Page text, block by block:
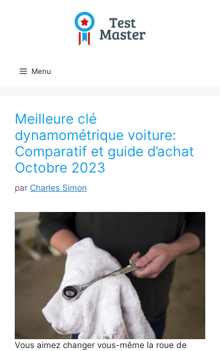
Menu
Meilleure clé
dynamométrique voiture:
Comparatif et guide d’achat
Octobre 2023
par Charles Simon
Vous aimez changer vous-même la roue de